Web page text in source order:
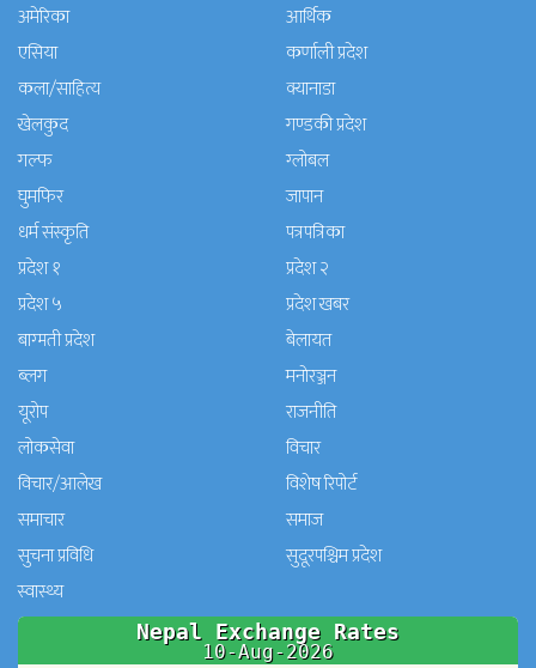
अमेरिका
आर्थिक
एसिया
कर्णाली प्रदेश
कला/साहित्य
क्यानाडा
खेलकुद
गण्डकी प्रदेश
गल्फ
ग्लोबल
घुमफिर
जापान
धर्म संस्कृति
पत्रपत्रिका
प्रदेश १
प्रदेश २
प्रदेश ५
प्रदेश खबर
बाग्मती प्रदेश
बेलायत
ब्लग
मनाेरञ्जन
यूरोप
राजनीति
लोकसेवा
विचार
विचार/आलेख
विशेष रिपोर्ट
समाचार
समाज
सुचना प्रविधि
सुदूरपश्चिम प्रदेश
स्वास्थ्य